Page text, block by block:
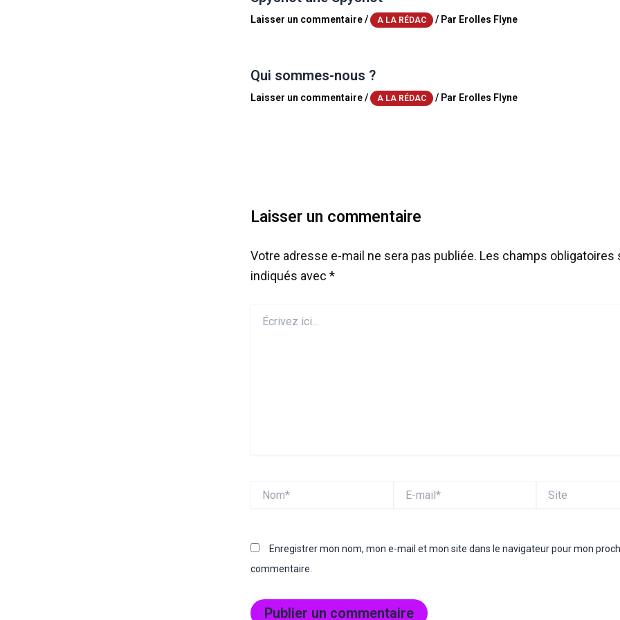
Laisser un commentaire/ A LA RÉDAC / Par Erolles Flyne
Qui sommes-nous ?
Laisser un commentaire/ A LA RÉDAC / Par Erolles Flyne
Laisser un commentaire
Votre adresse e-mail ne sera pas publiée. Les champs obligatoires
indiqués avec *
ici…
mail*
Enregistrer mon nom, mon e-mail et mon site dans le navigateur pour mon
commentaire.